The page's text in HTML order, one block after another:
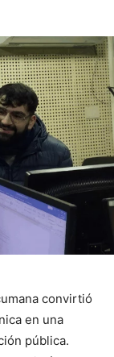
convirtió
en una
pública.